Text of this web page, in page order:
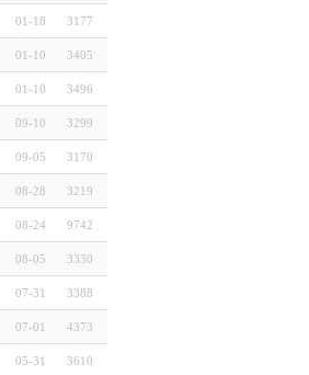
01-18 3177
01-10 3405
01-10 3496
09-10 3299
09-05 3170
08-28 3219
08-24 9742
08-05 3330
07-31 3388
07-01 4373
05-31 3610